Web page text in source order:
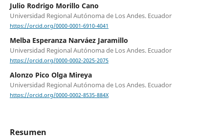
Julio Rodrigo Morillo Cano
Universidad Regional Autónoma de Los Andes. Ecuador
https://orcid.org/0000-0001-6910-4041
Melba Esperanza Narváez Jaramillo
Universidad Regional Autónoma de Los Andes. Ecuador
https://orcid.org/0000-0002-2025-2075
Alonzo Pico Olga Mireya
Universidad Regional Autónoma de Los Andes. Ecuador
https://orcid.org/0000-0002-8535-884X
Resumen